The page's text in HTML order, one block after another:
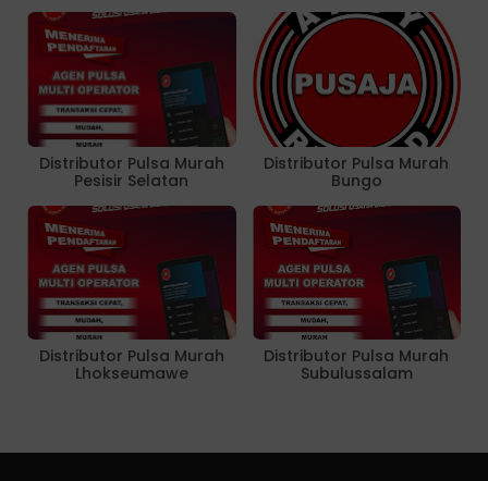
Distributor Pulsa Murah
Pesisir Selatan
Distributor Pulsa Murah
Bungo
Distributor Pulsa Murah
Lhokseumawe
Distributor Pulsa Murah
Subulussalam